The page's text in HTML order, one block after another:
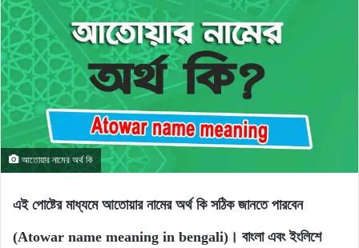
আতোয়ার নামের অর্থ কি
এই পোষ্টের মাধ্যমে আতোয়ার নামের অর্থ কি সঠিক জানতে পারবেন
(Atowar name meaning in bengali)। বাংলা এবং ইংলিশে